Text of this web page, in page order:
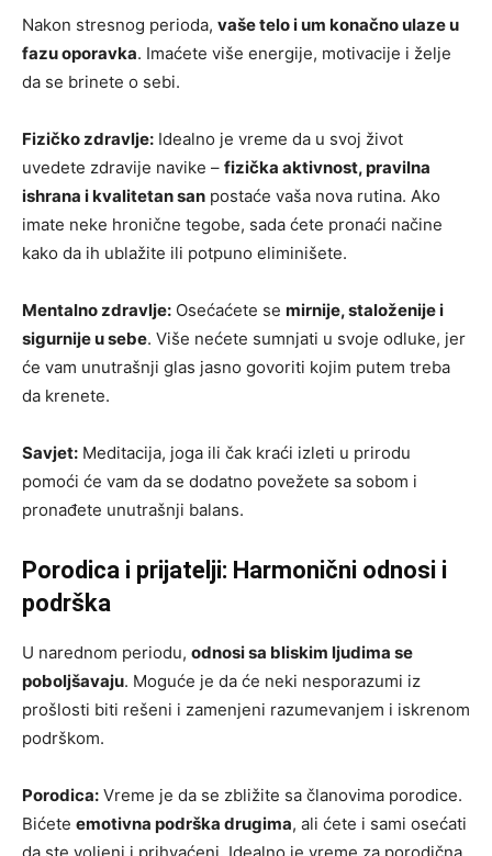
Nakon stresnog perioda, vaše telo i um konačno ulaze u
fazu oporavka. Imaćete više energije, motivacije i želje
da se brinete o sebi.
Fizičko zdravlje: Idealno je vreme da u svoj život
uvedete zdravije navike – fizička aktivnost, pravilna
ishrana i kvalitetan san postaće vaša nova rutina. Ako
imate neke hronične tegobe, sada ćete pronaći načine
kako da ih ublažite ili potpuno eliminišete.
Mentalno zdravlje: Osećaćete se mirnije, staloženije i
sigurnije u sebe. Više nećete sumnjati u svoje odluke, jer
će vam unutrašnji glas jasno govoriti kojim putem treba
da krenete.
Savjet: Meditacija, joga ili čak kraći izleti u prirodu
pomoći će vam da se dodatno povežete sa sobom i
pronađete unutrašnji balans.
Porodica i prijatelji: Harmonični odnosi i
podrška
U narednom periodu, odnosi sa bliskim ljudima se
poboljšavaju. Moguće je da će neki nesporazumi iz
prošlosti biti rešeni i zamenjeni razumevanjem i iskrenom
podrškom.
Porodica: Vreme je da se zbližite sa članovima porodice.
Bićete emotivna podrška drugima, ali ćete i sami osećati
da ste voljeni i prihvaćeni. Idealno je vreme za porodična